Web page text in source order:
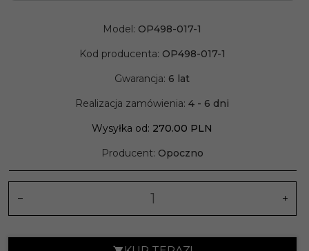
Model: OP498-017-1
Kod producenta: OP498-017-1
Gwarancja: 6 lat
Realizacja zamówienia: 4 - 6 dni
Wysyłka od: 270.00 PLN
Producent: Opoczno